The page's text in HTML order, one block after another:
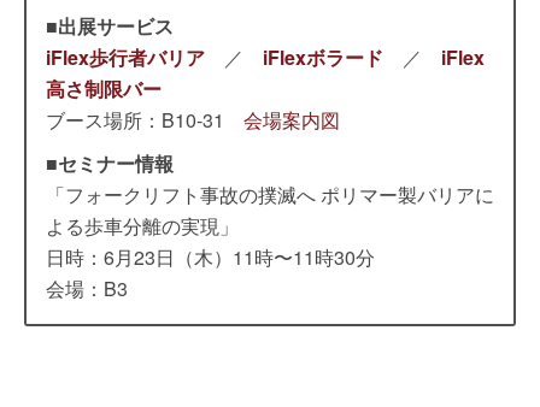
■出展サービス
iFlex歩行者バリア ／ iFlexボラード ／ iFlex
高さ制限バー
ブース場所：B10-31 会場案内図
■セミナー情報
「フォークリフト事故の撲滅へ ポリマー製バリアに
よる歩車分離の実現」
日時：6月23日（木）11時〜11時30分
会場：B3